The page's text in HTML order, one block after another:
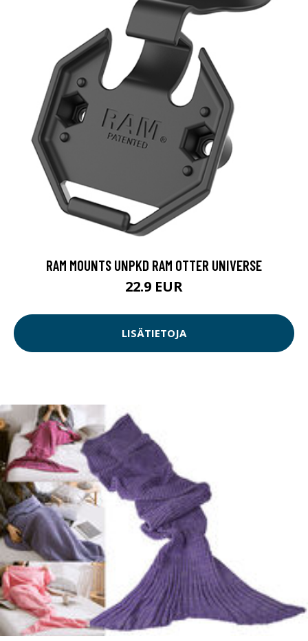
RAM MOUNTS UNPKD RAM OTTER UNIVERSE
22.9 EUR
LISÄTIETOJA